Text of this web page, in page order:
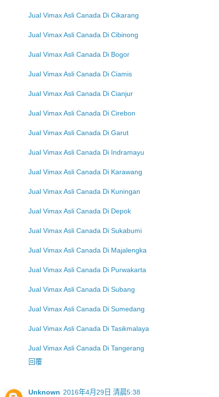
Jual Vimax Asli Canada Di Cikarang
Jual Vimax Asli Canada Di Cibinong
Jual Vimax Asli Canada Di Bogor
Jual Vimax Asli Canada Di Ciamis
Jual Vimax Asli Canada Di Cianjur
Jual Vimax Asli Canada Di Cirebon
Jual Vimax Asli Canada Di Garut
Jual Vimax Asli Canada Di Indramayu
Jual Vimax Asli Canada Di Karawang
Jual Vimax Asli Canada Di Kuningan
Jual Vimax Asli Canada Di Depok
Jual Vimax Asli Canada Di Sukabumi
Jual Vimax Asli Canada Di Majalengka
Jual Vimax Asli Canada Di Purwakarta
Jual Vimax Asli Canada Di Subang
Jual Vimax Asli Canada Di Sumedang
Jual Vimax Asli Canada Di Tasikmalaya
Jual Vimax Asli Canada Di Tangerang
回覆
Unknown 2016年4月29日 清晨5:38